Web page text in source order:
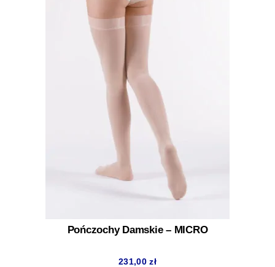
Pończochy Damskie – MICRO
231,00zł